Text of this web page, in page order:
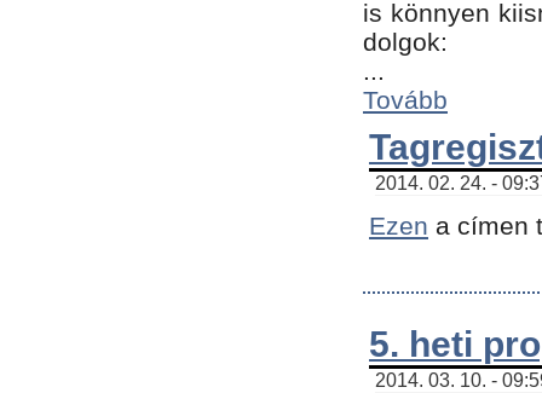
is könnyen
dolgok:
...
Tovább
2014. 02. 24. -
Ezen a címen
5. heti
2014. 03. 10. -